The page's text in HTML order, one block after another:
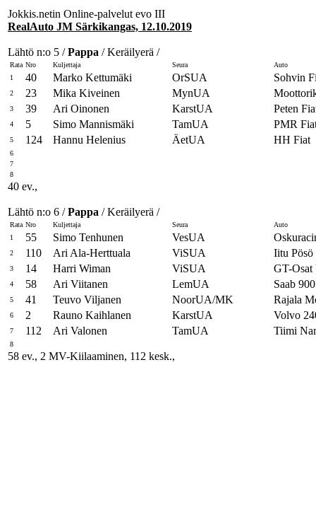
Jokkis.netin Online-palvelut evo III
RealAuto JM Särkikangas, 12.10.2019
Lähtö n:o 5 /Pappa / Keräilyerä /
Rata Nro Kuljettaja Seura
Auto
1
40 Marko Kettumäki OrSUA Sohvin
2 23 Mika Kiveinen MynUA
3 39 Ari Oinonen KarstUA Peten
4 5 Simo Mannismäki TamUA PMR
5 124 Hannu Helenius ÄetUA HH Fiat
6
7
8
40 ev.,
Lähtö n:o 6 /Pappa / Keräilyerä /
Rata Nro Kuljettaja Seura
Auto
1
55 Simo Tenhunen VesUA
2 110 Ari Ala-Herttuala ViSUA Iitu Pösö
3 14 Harri Wiman ViSUA GT-
4 58 Ari Viitanen LemUA Saab 900
5 41 Teuvo Viljanen NoorUA/MK Rajala
6 2 Rauno Kaihlanen KarstUA Volvo
7 112 Ari Valonen TamUA Tiimi
8
58 ev., 2 MV-Kiilaaminen, 112 kesk.,